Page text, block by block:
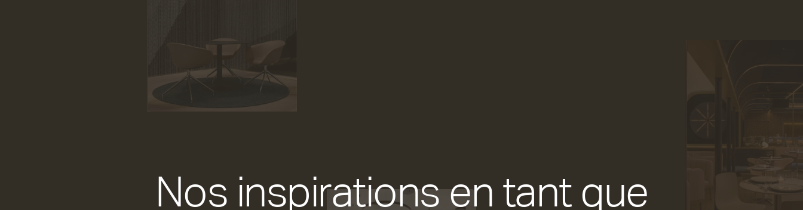
Nos inspirations en tant que